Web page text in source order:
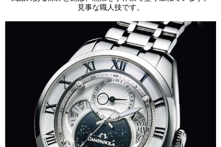
見事な職人技です。